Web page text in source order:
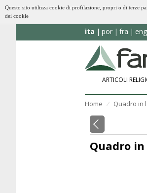
Questo sito utilizza cookie di profilazione, propri o di terze
dei cookie
ita por fra eng
ARTICOLI
Home ⁄ Quadro in
Quadro